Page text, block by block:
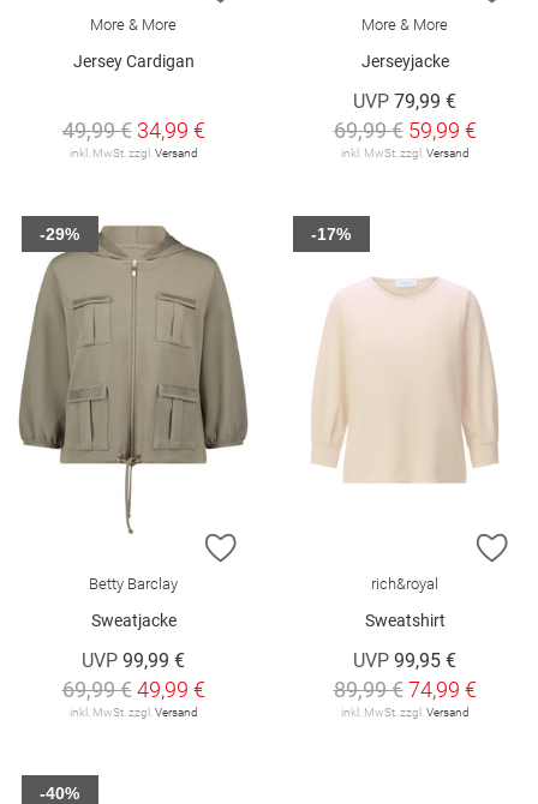
More & More
Jersey Cardigan
49,99 € 34,99 €
inkl. MwSt. zzgl.Versand
More & More
Jerseyjacke
UVP 79,99 €
69,99 € 59,99 €
inkl. MwSt. zzgl.Versand
ZUR WUNSCHLISTE HINZUFÜGEN
Betty Barclay
Sweatjacke
UVP 99,99 €
69,99 € 49,99 €
inkl. MwSt. zzgl. Versand
-29%
rich&royal
Sweatshirt
UVP 99,95 €
89,99 € 74,99 €
inkl. MwSt. zzgl. Versand
-17%
-40%